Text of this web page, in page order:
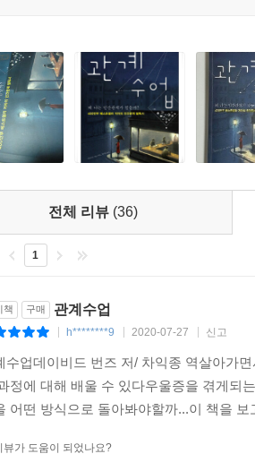
는 우리가 원하는 만큼 더 좋아지며 관
탓하고 지배하는 것이 아니라, 자신의
를 만들려는 노력이 곧 편안하고 만족
깨닫게 될 것이다.
계를 다룬 책 중 최고다. 세대를 뛰어넘어
건강한 관계를 원하는 모든 부부와 연
간관계에 대한 책을 수백 권 읽었고 감
독자)
계를 다룬 책으로 위장한 철학서다. 사람
전체 리뷰 (36)
1
책 구매 관계수업
h********9 2020-07-27 신고
수업데이비드 번즈 저/ 차익종 역살아가
정에 대해 배울 수 있다우울증을 겪게되
어떤 방식으로 돌아봐야할까...이 책을
뷰가 도움이 되었나요?